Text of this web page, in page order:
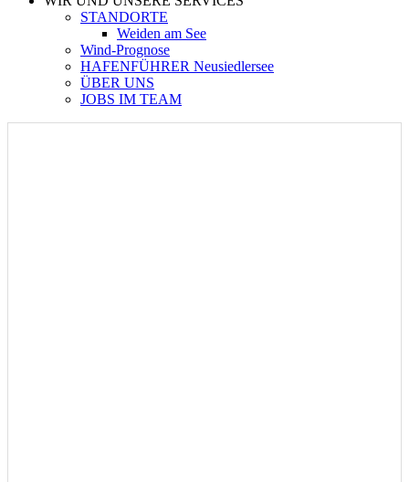
STANDORTE
Weiden am See
Wind-Prognose
HAFENFÜHRER Neusiedlersee
ÜBER UNS
JOBS IM TEAM